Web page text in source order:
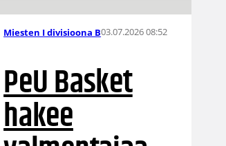
Miesten I divisioona B03.07.2026 08:52
PeU Basket
hakee